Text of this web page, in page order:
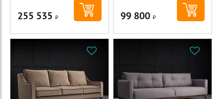
255 535Р 99 800Р